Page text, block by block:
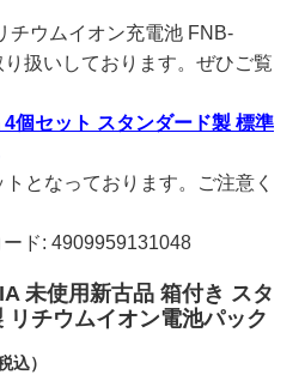
チウムイオン充電池 FNB-
扱いしております。ぜひご覧
個セット スタンダード製 標準
となっております。ご注意く
ド: 4909959131048
未使用新古品 箱付き スタ
リチウムイオン電池パック
込）